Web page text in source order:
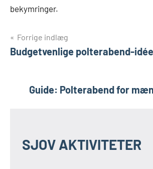
bekymringer.
Indlægsnavigation
Forrige indlæg
Budgetvenlige polterabend-
Guide: Polterabend for
SJOV AKTIVITETER